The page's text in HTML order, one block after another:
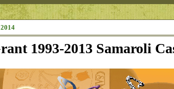
1993-2013 Samaroli